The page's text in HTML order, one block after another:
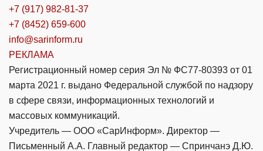
+7 (917) 982-81-37
+7 (8452) 659-600
info@sarinform.ru
РЕКЛАМА
Регистрационный номер серия Эл № ФС77-80393 от 01
марта 2021 г. выдано Федеральной службой по надзору
в сфере связи, информационных технологий и
массовых коммуникаций.
Учредитель — ООО «СарИнформ». Директор —
Письменный А.А. Главный редактор — Спринчанэ Д.Ю.